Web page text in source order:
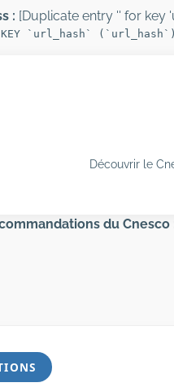
: [Duplicate entry '' for key
KEY `url_hash` (`url_hash`)
Découvrir le
du Cnesco